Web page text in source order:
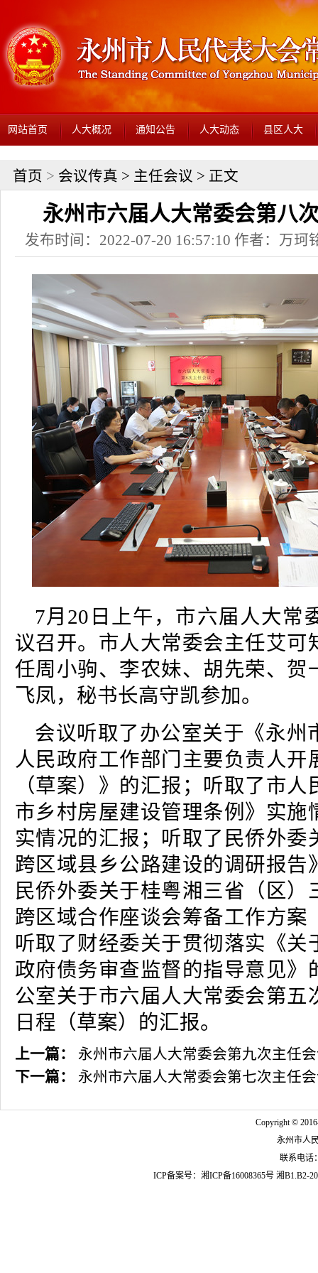
网站首页 人大概况 通知公告 人大动态 县区人大
首页 > 会议传真 > 主任会议 > 正文
永州市六届人大常委会第八
发布时间：2022-07-20 16:57:10 作者：万珂
7月20日上午，市六届人大常
议召开。市人大常委会主任艾可
任周小驹、李农妹、胡先荣、贺
飞凤，秘书长高守凯参加。
会议听取了办公室关于《永州
人民政府工作部门主要负责人开
（草案）》的汇报；听取了市
市乡村房屋建设管理条例》实施
实情况的汇报；听取了民侨外委
跨区域县乡公路建设的调研报告
民侨外委关于桂粤湘三省（区）
跨区域合作座谈会筹备工作方案
听取了财经委关于贯彻落实《关
政府债务审查监督的指导意见》
公室关于市六届人大常委会第五
日程（草案）的汇报。
上一篇：
永州市六届人大常委会第九次主任
下一篇：
永州市六届人大常委会第七次主任
Copyright ©
永州市人
联系电话
ICP备案号： 湘ICP备16008365号 湘B1.B2-